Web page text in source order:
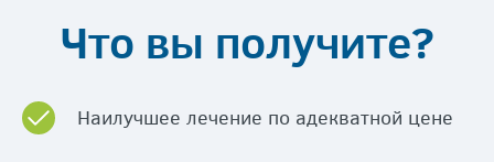
Что вы получите?
Наилучшее лечение по адекватной цене